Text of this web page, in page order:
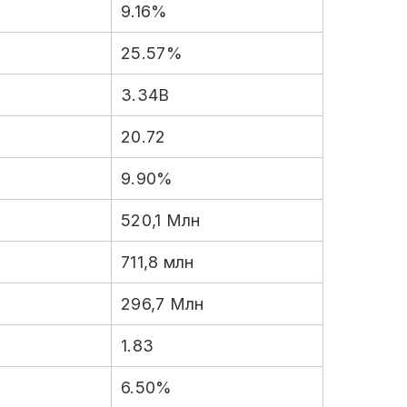
9.16%
25.57%
3.34B
20.72
9.90%
520,1 Млн
711,8 млн
296,7 Млн
1.83
6.50%